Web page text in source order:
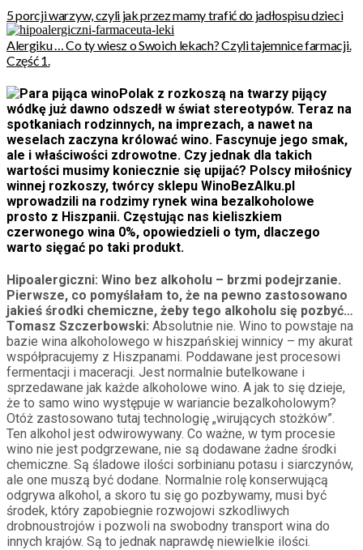
5 porcji warzyw, czyli jak przez mamy trafić do jadłospisu dzieci
Alergiku … Co ty wiesz o Swoich lekach? Czyli tajemnice farmacji.
Część 1.
Polak z rozkoszą na twarzy pijący
wódkę już dawno odszedł w świat stereotypów. Teraz na
spotkaniach rodzinnych, na imprezach, a nawet na
weselach zaczyna królować wino. Fascynuje jego smak,
ale i właściwości zdrowotne. Czy jednak dla takich
wartości musimy koniecznie się upijać? Polscy miłośnicy
winnej rozkoszy, twórcy sklepu WinoBezAlku.pl
wprowadzili na rodzimy rynek wina bezalkoholowe
prosto z Hiszpanii. Częstując nas kieliszkiem
czerwonego wina 0%, opowiedzieli o tym, dlaczego
warto sięgać po taki produkt.
Hipoalergiczni: Wino bez alkoholu – brzmi podejrzanie.
Pierwsze, co pomyślałam to, że na pewno zastosowano
jakieś środki chemiczne, żeby tego alkoholu się pozbyć…
Tomasz Szczerbowski: Absolutnie nie. Wino to powstaje na
bazie wina alkoholowego w hiszpańskiej winnicy – my akurat
współpracujemy z Hiszpanami. Poddawane jest procesowi
fermentacji i maceracji. Jest normalnie butelkowane i
sprzedawane jak każde alkoholowe wino. A jak to się dzieje,
że to samo wino występuje w wariancie bezalkoholowym?
Otóż zastosowano tutaj technologię „wirujących stożków”.
Ten alkohol jest odwirowywany. Co ważne, w tym procesie
wino nie jest podgrzewane, nie są dodawane żadne środki
chemiczne. Są śladowe ilości sorbinianu potasu i siarczynów,
ale one muszą być dodane. Normalnie rolę konserwującą
odgrywa alkohol, a skoro tu się go pozbywamy, musi być
środek, który zapobiegnie rozwojowi szkodliwych
drobnoustrojów i pozwoli na swobodny transport wina do
innych krajów. Są to jednak naprawdę niewielkie ilości.